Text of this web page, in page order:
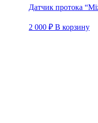
Датчик протока
2 000 ₽ В корзину